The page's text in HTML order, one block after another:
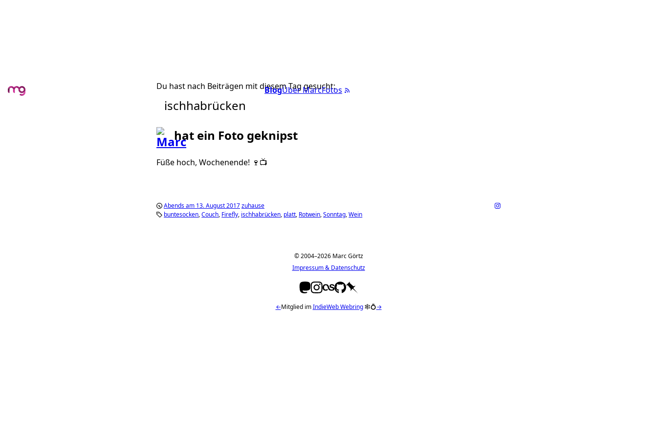
BlogÜber MarcFotos
Du hast nach Beiträgen mit diesem Tag gesucht:
ischhabrücken
hat ein Foto geknipst
Füße hoch, Wochenende! 🍷📺
Abends am 13. August 2017zuhause
buntesocken Couch Firefly ischhabrücken platt Rotwein Sonntag Wein
© 2004–2026 Marc Görtz
Impressum & Datenschutz
←Mitglied imIndieWeb Webring🕸💍→